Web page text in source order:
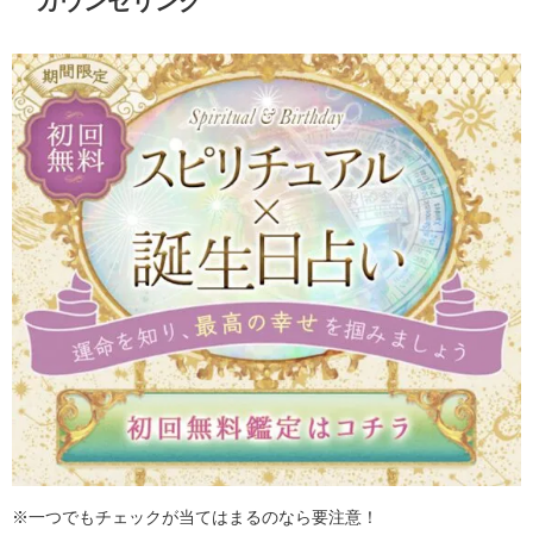
※一つでもチェックが当てはまるのなら要注意！